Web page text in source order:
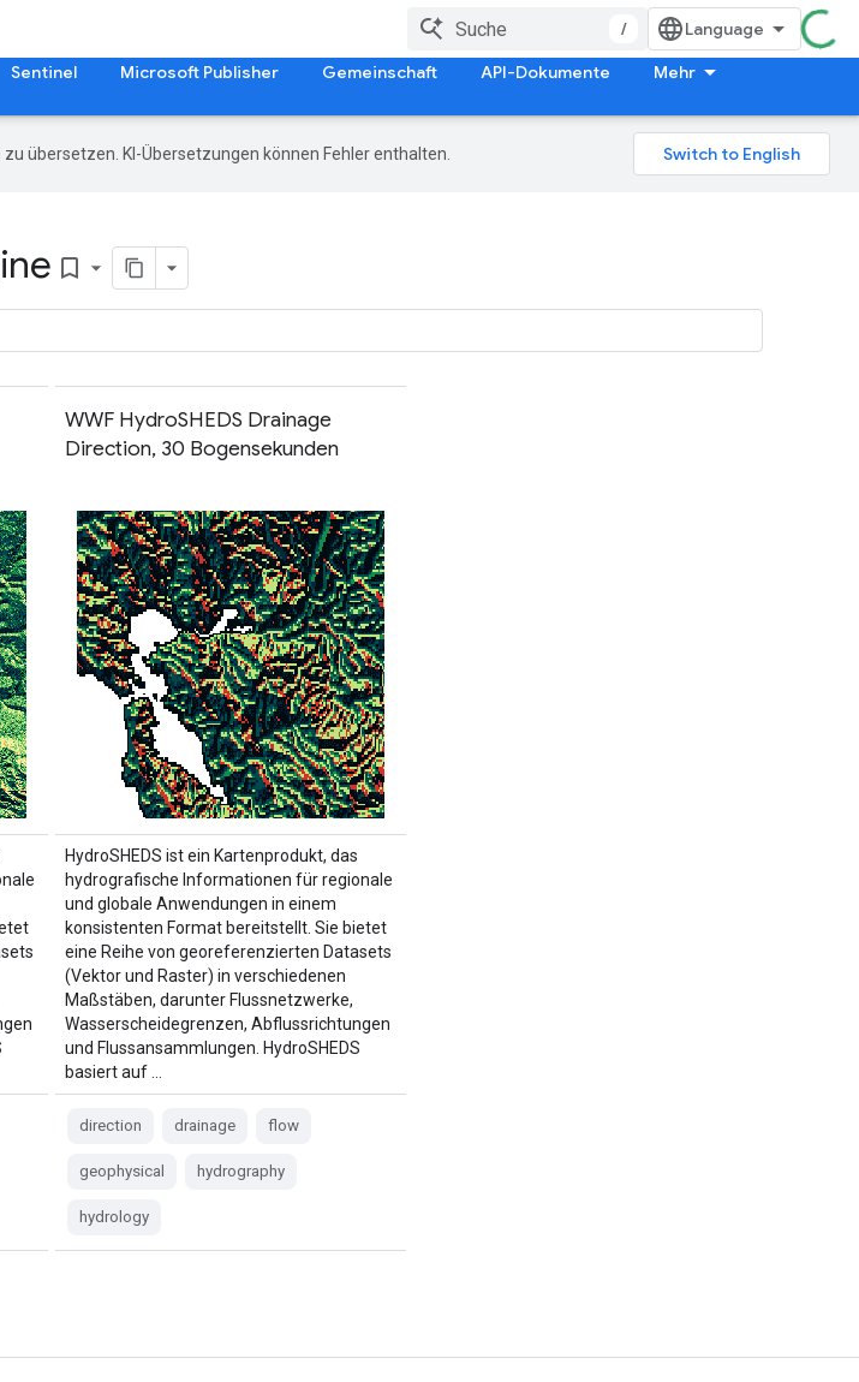
/
Sentinel Microsoft Publisher Gemeinschaft API-Dokumente Mehr
übersetzen. KI-Übersetzungen können Fehler enthalten.
bookmark_border
WWF HydroSHEDS Drainage
Direction, 30 Bogensekunden
HydroSHEDS ist ein Kartenprodukt, das
hydrografische Informationen für regionale
und globale Anwendungen in einem
konsistenten Format bereitstellt. Sie bietet
eine Reihe von georeferenzierten Datasets
(Vektor und Raster) in verschiedenen
Maßstäben, darunter Flussnetzwerke,
Wasserscheidegrenzen, Abflussrichtungen
und Flussansammlungen. HydroSHEDS
basiert auf …
direction drainage flow
geophysical hydrography
hydrology